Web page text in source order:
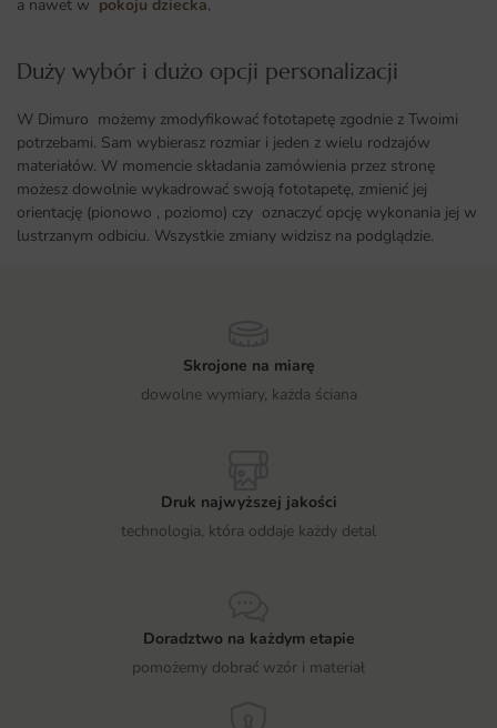
a nawet w pokoju dziecka,
Duży wybór i dużo opcji personalizacji ​
W Dimuro możemy zmodyfikować fototapetę zgodnie z Twoimi
potrzebami. Sam wybierasz rozmiar i jeden z wielu rodzajów
materiałów. W momencie składania zamówienia przez stronę
możesz dowolnie wykadrować swoją fototapetę, zmienić jej
orientację (pionowo , poziomo) czy oznaczyć opcję wykonania jej w
lustrzanym odbiciu. Wszystkie zmiany widzisz na podglądzie.
Skrojone na miarę
dowolne wymiary, każda ściana
Druk najwyższej jakości
technologia, która oddaje każdy detal
Doradztwo na każdym etapie
pomożemy dobrać wzór i materiał